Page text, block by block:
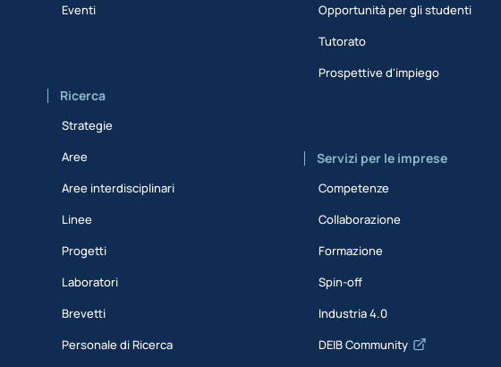
Eventi
Ricerca
Strategie
Aree
Aree interdisciplinari
Linee
Progetti
Laboratori
Brevetti
Personale di Ricerca
Opportunità per gli studenti
Tutorato
Prospettive d'impiego
Servizi per le imprese
Competenze
Collaborazione
Formazione
Spin-off
Industria 4.0
DEIB Community